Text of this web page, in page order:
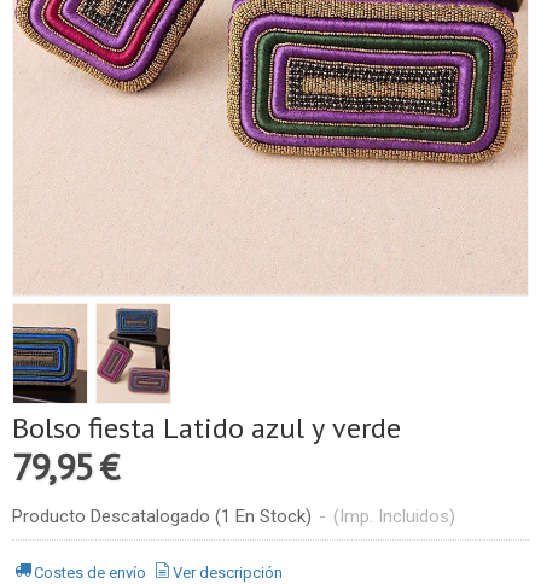
Bolso fiesta Latido azul y verde
79,95 €
Producto Descatalogado (1 En Stock) - (Imp. Incluidos)
Costes de envío Ver descripción